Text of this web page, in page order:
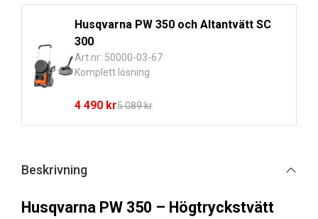
Husqvarna PW 350 och Altantvätt SC
300
Art.nr: 50000-03-67
Komplett lösning
5 089kr
Det
ursprungliga
var:
089 kr.
4 490 kr
Det
nuvarande
är:
490 kr.
Beskrivning
Husqvarna PW 350 – Högtryckstvätt